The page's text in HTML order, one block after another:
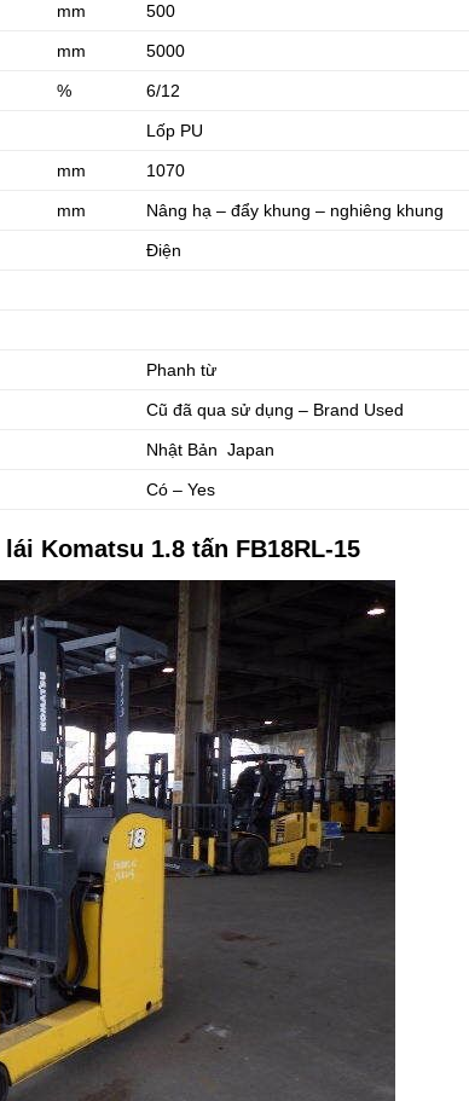
mm 500
mm 5000
% 6/12
Lốp PU
mm 1070
mm Nâng hạ – đẩy khung – nghiêng khung
Điện
Phanh từ
Cũ đã qua sử dụng – Brand Used
Nhật Bản Japan
Có – Yes
Komatsu 1.8 tấn FB18RL-15